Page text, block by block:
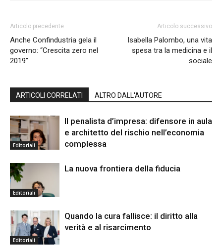
Articolo precedente
Anche Confindustria gela il
governo: “Crescita zero nel
2019”
Articolo successivo
Isabella Palombo, una vita
spesa tra la medicina e il
sociale
ARTICOLI CORRELATI ALTRO DALL'AUTORE
Editoriali
Il penalista d’impresa: difensore in aula
e architetto del rischio nell’economia
complessa
Editoriali
La nuova frontiera della fiducia
Editoriali
Quando la cura fallisce: il diritto alla
verità e al risarcimento